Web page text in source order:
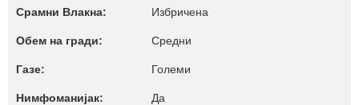
Срамни Влакна: Избричена
Обем на гради: Средни
Газе: Големи
Нимфоманијак: Да